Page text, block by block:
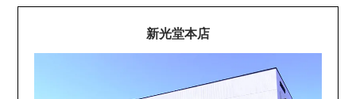
新光堂本店